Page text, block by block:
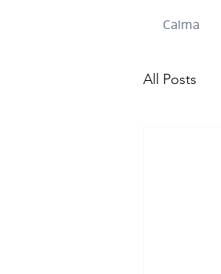
Calma
All Posts